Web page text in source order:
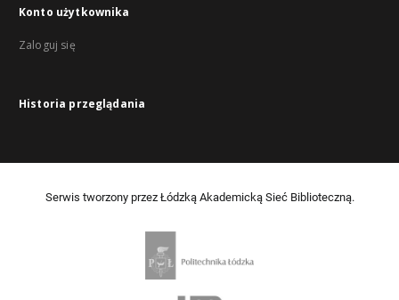
Konto użytkownika
Zaloguj się
Historia przeglądania
Serwis tworzony przez Łódzką Akademicką Sieć Biblioteczną.